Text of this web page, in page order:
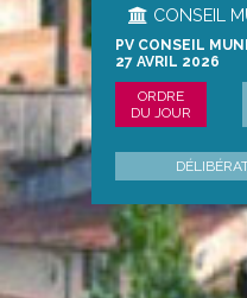
CONSEIL
PV CONSEIL
27 AVRIL 2026
ORDRE
DU JOUR